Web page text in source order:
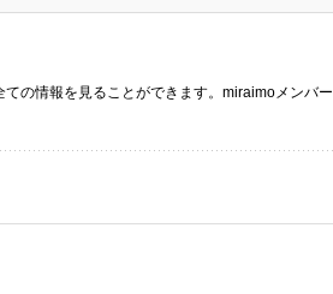
の情報を見ることができます。miraimoメンバー